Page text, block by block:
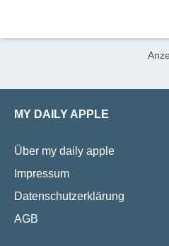
MY DAILY APPLE
Über my daily apple
Impressum
Datenschutzerklärung
AGB